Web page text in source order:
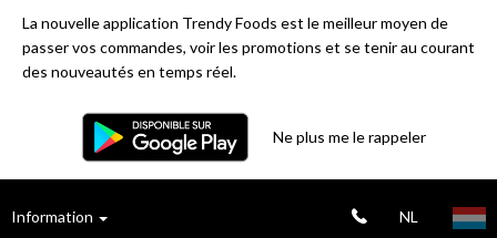
La nouvelle application Trendy Foods est le meilleur moyen de
passer vos commandes, voir les promotions et se tenir au courant
des nouveautés en temps réel.
Ne plus me le rappeler
Information NL
ventes